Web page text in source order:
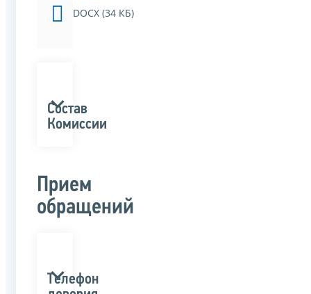
DOCX (34 КБ)
Состав
Комиссии
Прием
обращений
Телефон